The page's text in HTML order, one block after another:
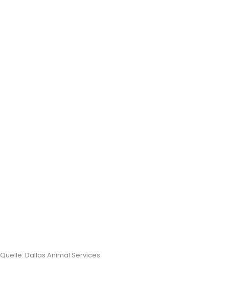
Quelle: Dallas Animal Services